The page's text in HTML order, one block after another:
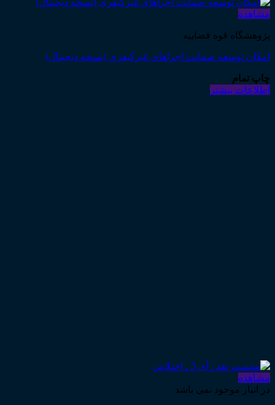
مشاهده
پژوهشگاه قوه قضاییه
امکان توسعه ضمانت اجراهای غیرکیفری (نسخه دیجیتال)
چاپ تمام
اطلاعات بیشتر
مشاهده
در انبار موجود نمی باشد